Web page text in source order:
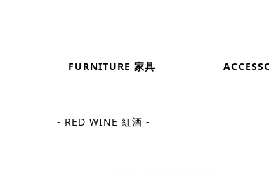
FURNITURE 家具
- RED WINE 紅酒 -